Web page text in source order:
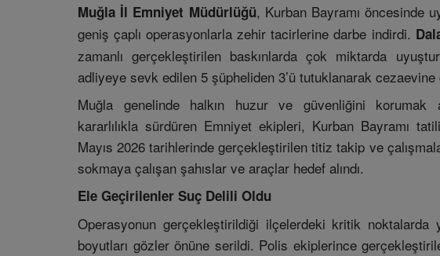
Muğla İl Emniyet Müdürlüğü, Kurban Bayramı öncesinde
geniş çaplı operasyonlarla zehir tacirlerine darbe indirdi.
zamanlı gerçekleştirilen baskınlarda çok miktarda
adliyeye sevk edilen 5 şüpheliden 3’ü tutuklanarak cezaevine
Muğla genelinde halkın huzur ve güvenliğini korumak
kararlılıkla sürdüren Emniyet ekipleri, Kurban Bayramı
Mayıs 2026 tarihlerinde gerçekleştirilen titiz takip ve
sokmaya çalışan şahıslar ve araçlar hedef alındı.
Ele Geçirilenler Suç Delili Oldu
Operasyonun gerçekleştirildiği ilçelerdeki kritik noktalarda
boyutları gözler önüne serildi. Polis ekiplerince